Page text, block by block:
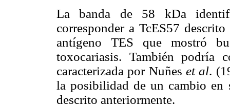
La banda de 58 kDa
corresponder a TcES57
antígeno TES que mostró
toxocariasis. También podría
caracterizada por Nuñeset al.
la posibilidad de un cambio en
descrito anteriormente.